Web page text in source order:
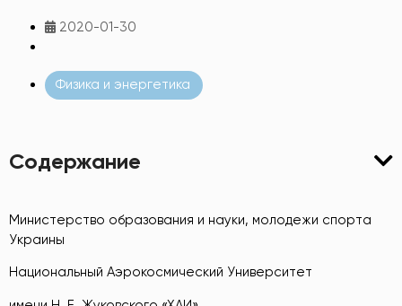
2020-01-30
Физика и энергетика
Содержание
Министерство образования и науки, молодежи спорта
Украины
Национальный Аэрокосмический Университет